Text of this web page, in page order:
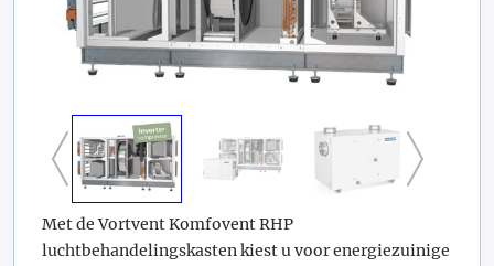
Met de Vortvent Komfovent RHP
luchtbehandelingskasten kiest u voor energiezuinige